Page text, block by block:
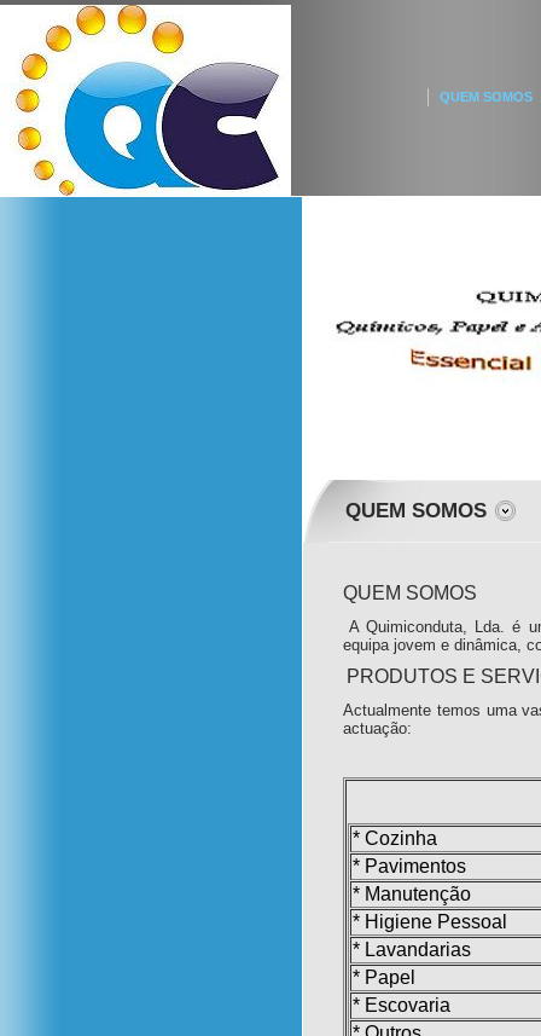
QUEM SOMOS
QUEM SOMOS
QUEM SOMOS
A Quimiconduta, Lda. é
equipa jovem e dinâmica,
PRODUTOS E
Actualmente temos uma
actuação:
* Cozinha
* Pavimentos
* Manutenção
* Higiene Pessoal
* Lavandarias
* Papel
* Escovaria